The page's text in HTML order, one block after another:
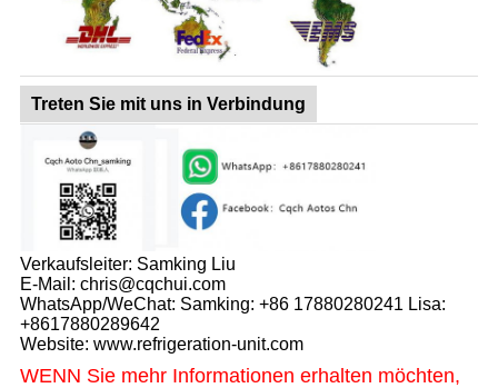
Treten Sie mit uns in Verbindung
Verkaufsleiter: Samking Liu
E-Mail: chris@cqchui.com
WhatsApp/WeChat: Samking: +86 17880280241 Lisa:
+8617880289642
Website: www.refrigeration-unit.com
WENN Sie mehr Informationen erhalten möchten,